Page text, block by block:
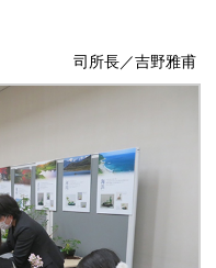
司所長／吉野雅甫